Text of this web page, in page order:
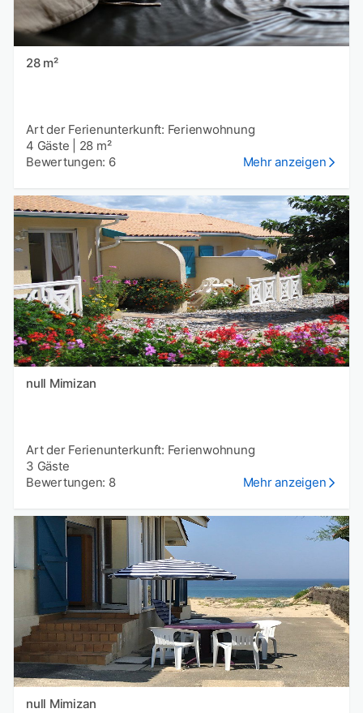
28 m²
Art der Ferienunterkunft: Ferienwohnung
4 Gäste
28 m²
Bewertungen: 6
Mehr anzeigen
null Mimizan
Art der Ferienunterkunft: Ferienwohnung
3 Gäste
Bewertungen: 8
Mehr anzeigen
null Mimizan